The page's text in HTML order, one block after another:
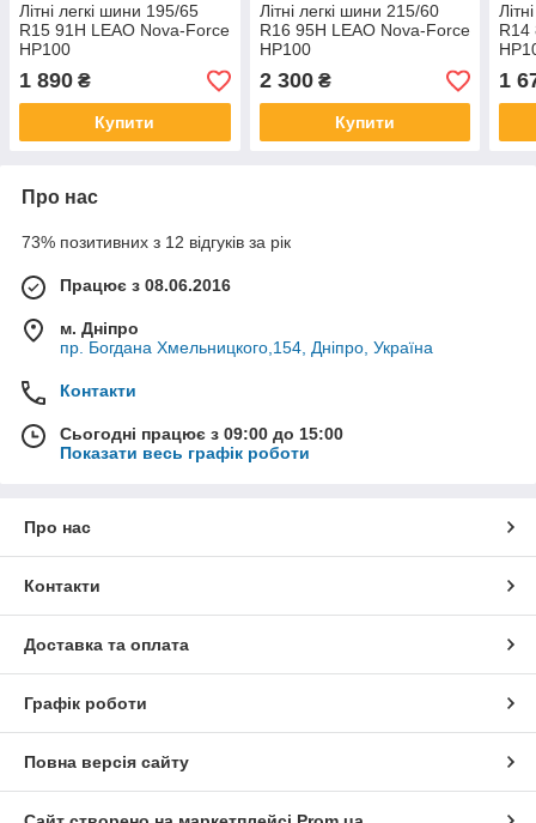
Літні легкі шини 195/65
R15 91H LEAO Nova-Force
HP100
1 890 ₴
Купити
Літні легкі шини 215/60
R16 95H LEAO Nova-Force
HP100
2 300₴
Купити
R14
1
Про нас
73% позитивних з 12 відгуків за рік
Працює з 08.06.2016
м. Дніпро
пр. Богдана Хмельницкого,154, Дніпро, Україна
Контакти
Сьогодні працює з 09:00 до 15:00
Показати весь графік роботи
Про нас
Контакти
Доставка та оплата
Графік роботи
Повна версія сайту